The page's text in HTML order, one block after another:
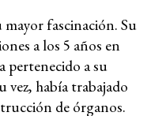
fascinación. Su
a los 5 años en
pertenecido a su
vez, había trabajado
de órganos.